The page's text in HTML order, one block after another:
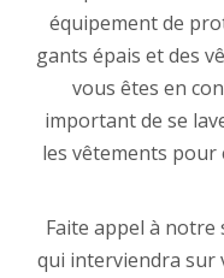
équipement de
gants épais et des
vous êtes en
important de se
les vêtements
Faite appel à
qui interviendra sur